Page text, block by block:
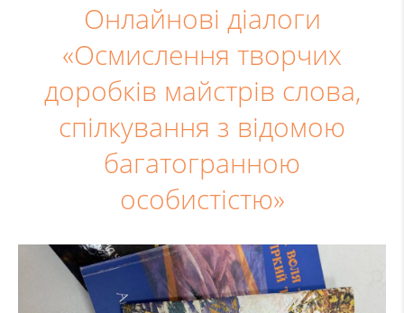
Онлайнові діалоги
«Осмислення творчих
доробків майстрів слова,
спілкування з відомою
багатогранною
особистістю»